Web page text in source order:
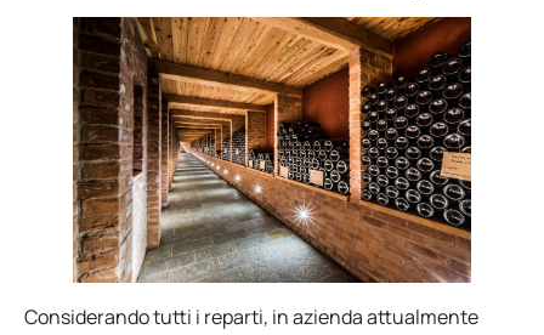
Considerando tutti i reparti, in azienda attualmente